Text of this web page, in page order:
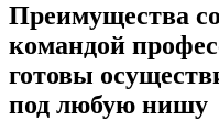
Преимущества
командой
готовы
под любую нишу